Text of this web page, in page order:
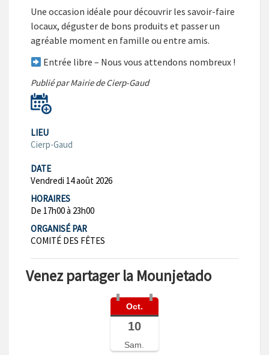
Une occasion idéale pour découvrir les savoir-faire
locaux, déguster de bons produits et passer un
agréable moment en famille ou entre amis.
Entrée libre – Nous vous attendons nombreux !
Publié par Mairie de Cierp-Gaud
LIEU
Cierp-Gaud
DATE
Vendredi 14 août 2026
HORAIRES
De 17h00 à 23h00
ORGANISÉ PAR
COMITÉ DES FÊTES
Venez partager la Mounjetado
Oct.
10
Sam.